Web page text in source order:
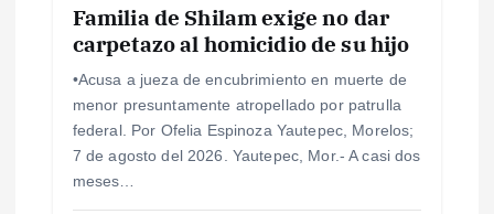
Familia de Shilam exige no dar
carpetazo al homicidio de su hijo
•Acusa a jueza de encubrimiento en muerte de
menor presuntamente atropellado por patrulla
federal. Por Ofelia Espinoza Yautepec, Morelos;
7 de agosto del 2026. Yautepec, Mor.- A casi dos
meses…